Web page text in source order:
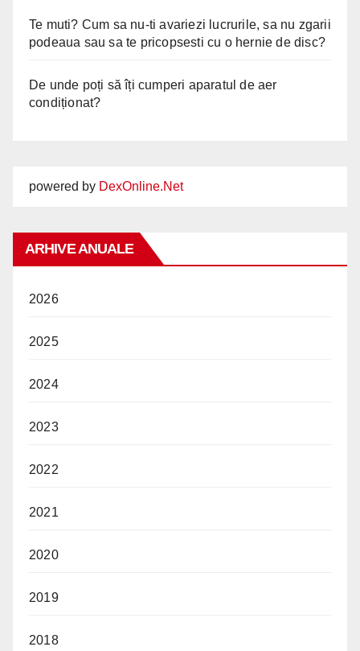
Te muti? Cum sa nu-ti avariezi lucrurile, sa nu zgarii
podeaua sau sa te pricopsesti cu o hernie de disc?
De unde poți să îți cumperi aparatul de aer
condiționat?
powered by DexOnline.Net
ARHIVE ANUALE
2026
2025
2024
2023
2022
2021
2020
2019
2018